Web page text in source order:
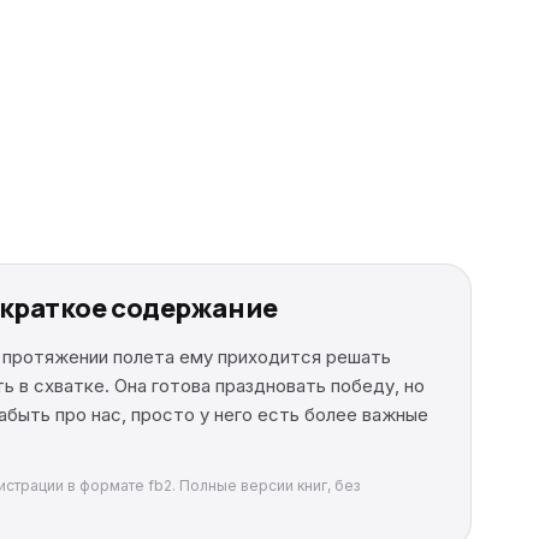
содержание
полета ему приходится решать
схватке. Она готова праздновать победу, но
про нас, просто у него есть более важные
в формате fb2. Полные версии книг, без